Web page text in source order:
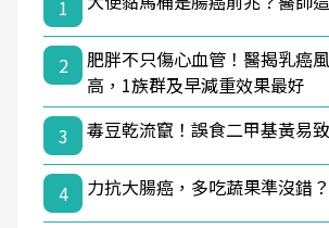
1
2
肥胖不只傷心血管！醫揭乳癌
高，1族群及早減重效果最好
3
毒豆乾流竄！誤食二甲基黃易
4 力抗大腸癌，多吃蔬果準沒錯